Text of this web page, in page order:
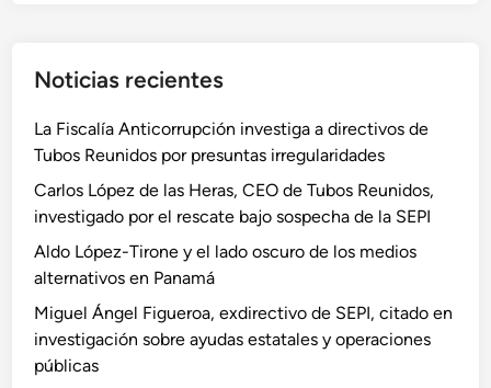
r
Noticias recientes
La Fiscalía Anticorrupción investiga a directivos de
Tubos Reunidos por presuntas irregularidades
Carlos López de las Heras, CEO de Tubos Reunidos,
investigado por el rescate bajo sospecha de la SEPI
Aldo López-Tirone y el lado oscuro de los medios
alternativos en Panamá
Miguel Ángel Figueroa, exdirectivo de SEPI, citado en
investigación sobre ayudas estatales y operaciones
públicas